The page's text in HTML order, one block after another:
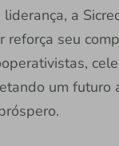
liderança, a
reforça seu
um futuro